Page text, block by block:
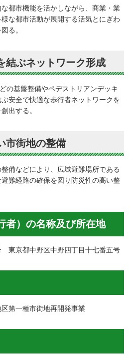
都市機能を活かしながら、商業・業
な都市活動が展開する活気とにぎわ
る。
結ぶネットワーク形成
の基盤整備やペデストリアンデッキ
安全で快適な歩行者ネットワークを
出する。
市街地の整備
備などにより、広域避難場所である
難経路の確保を図り防災性の高い整
）の名称及び所在地
東京都中野区中野四丁目十七番五号
第一種市街地再開発事業